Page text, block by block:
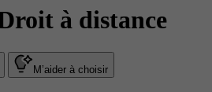
à distance
M’aider à choisir